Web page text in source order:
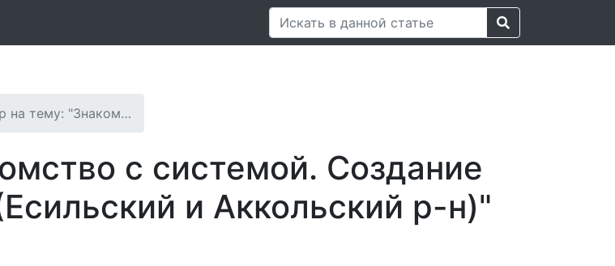
на тему: "Знаком…
с системой. Создание
и Аккольский р-н)"